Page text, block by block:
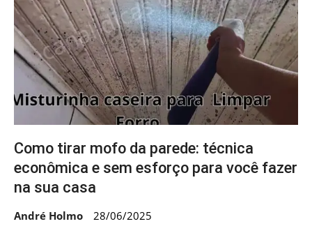
Como tirar mofo da parede: técnica
econômica e sem esforço para você fazer
na sua casa
André Holmo 28/06/2025